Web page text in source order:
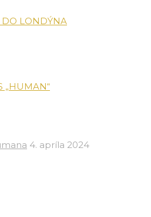
DO LONDÝNA
„HUMAN“
4. apríla 2024